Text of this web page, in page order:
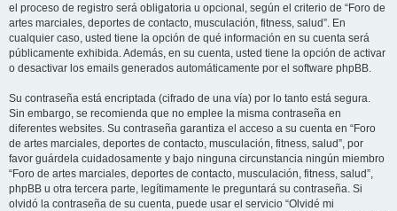
el proceso de registro será obligatoria u opcional, según el criterio de “Foro de
artes marciales, deportes de contacto, musculación, fitness, salud”. En
cualquier caso, usted tiene la opción de qué información en su cuenta será
públicamente exhibida. Además, en su cuenta, usted tiene la opción de activar
o desactivar los emails generados automáticamente por el software phpBB.
Su contraseña está encriptada (cifrado de una vía) por lo tanto está segura.
Sin embargo, se recomienda que no emplee la misma contraseña en
diferentes websites. Su contraseña garantiza el acceso a su cuenta en “Foro
de artes marciales, deportes de contacto, musculación, fitness, salud”, por
favor guárdela cuidadosamente y bajo ninguna circunstancia ningún miembro
“Foro de artes marciales, deportes de contacto, musculación, fitness, salud”,
phpBB u otra tercera parte, legítimamente le preguntará su contraseña. Si
olvidó la contraseña de su cuenta, puede usar el servicio “Olvidé mi